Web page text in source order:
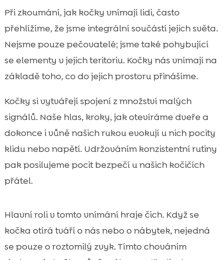
Při zkoumání, jak kočky vnímají lidi, často
přehlížíme, že jsme integrální součástí jejich světa.
Nejsme pouze pečovatelé; jsme také pohybující
se elementy v jejich teritoriu. Kočky nás vnímají na
základě toho, co do jejich prostoru přinášíme.
Kočky si vytvářejí spojení z množství malých
signálů. Naše hlas, kroky, jak otevíráme dveře a
dokonce i vůně našich rukou evokují u nich pocity
klidu nebo napětí. Udržováním konzistentní rutiny
pak posilujeme pocit bezpečí u našich kočičích
přátel.
Hlavní roli v tomto vnímání hraje čich. Když se
kočka otírá tváří o nás nebo o nábytek, nejedná
se pouze o roztomilý zvyk. Tímto chováním